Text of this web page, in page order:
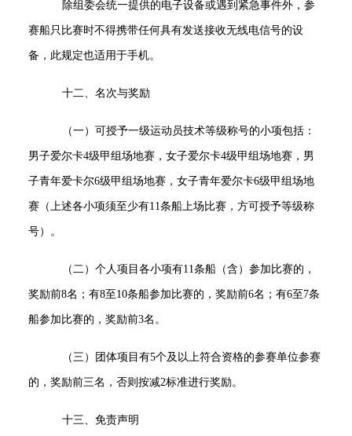
除组委会统一提供的电子设备或遇到紧急事件外，参
赛船只比赛时不得携带任何具有发送接收无线电信号的设
备，此规定也适用于手机。
十二、名次与奖励
（一）可授予一级运动员技术等级称号的小项包括：
男子爱尔卡4级甲组场地赛，女子爱尔卡4级甲组场地赛，男
子青年爱卡尔6级甲组场地赛，女子青年爱尔卡6级甲组场地
赛（上述各小项须至少有11条船上场比赛，方可授予等级称
号）。
（二）个人项目各小项有11条船（含）参加比赛的，
奖励前8名；有8至10条船参加比赛的，奖励前6名；有6至7条
船参加比赛的，奖励前3名。
（三）团体项目有5个及以上符合资格的参赛单位参赛
的，奖励前三名，否则按减2标准进行奖励。
十三、免责声明